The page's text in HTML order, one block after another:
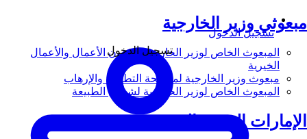
مبعوثي وزير الخارجية
المبعوث الخاص لوزير الخارجية لشؤون الأعمال والأعمال
الخيرية
مبعوث وزير الخارجية لمكافحة التطرف والإرهاب
المبعوث الخاص لوزير الخارجية لشؤون الطبيعة
الإمارات العربية المتحدة
تسجيل الدخول
تسجيل الدخول